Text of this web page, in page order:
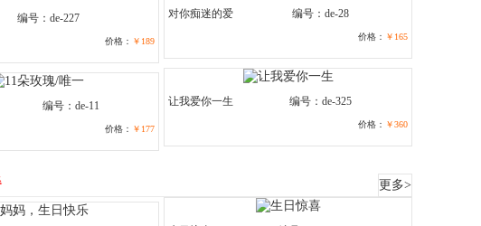
编号：de-227
价格： ￥189
对你痴迷的爱 编号：de-28
价格： ￥165
编号：de-11
价格： ￥177
让我爱你一生 编号：de-325
价格： ￥360
更多>